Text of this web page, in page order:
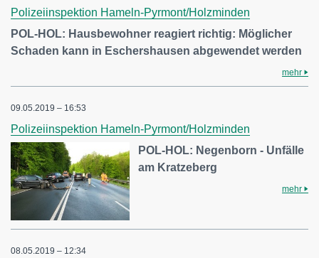
Polizeiinspektion Hameln-Pyrmont/Holzminden
POL-HOL: Hausbewohner reagiert richtig: Möglicher
Schaden kann in Eschershausen abgewendet werden
mehr
09.05.2019 – 16:53
Polizeiinspektion Hameln-Pyrmont/Holzminden
POL-HOL: Negenborn - Unfälle
am Kratzeberg
mehr
08.05.2019 – 12:34